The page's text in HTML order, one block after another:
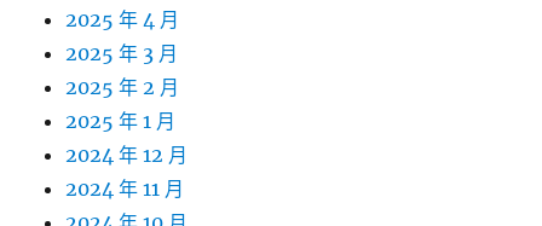
2025 年 4 月
2025 年 3 月
2025 年 2 月
2025 年 1 月
2024 年 12 月
2024 年 11 月